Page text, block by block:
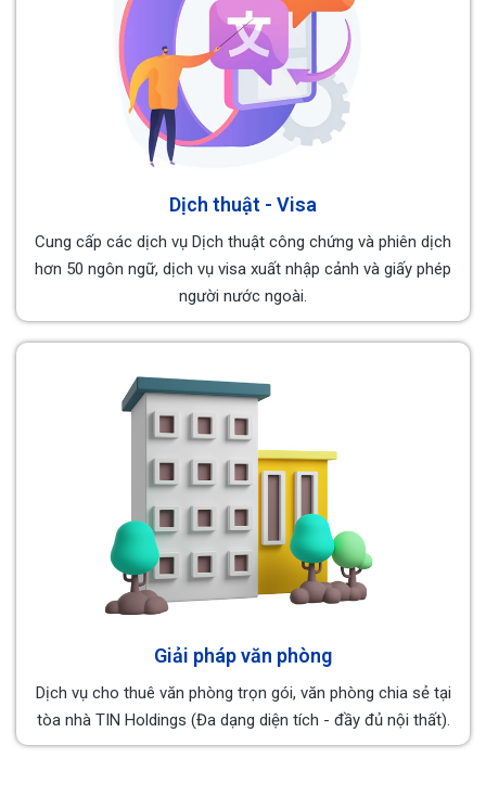
Dịch thuật - Visa
Cung cấp các dịch vụ Dịch thuật công chứng và phiên dịch
hơn 50 ngôn ngữ, dịch vụ visa xuất nhập cảnh và giấy phép
người nước ngoài.
Giải pháp văn phòng
Dịch vụ cho thuê văn phòng trọn gói, văn phòng chia sẻ tại
tòa nhà TIN Holdings (Đa dạng diện tích - đầy đủ nội thất).